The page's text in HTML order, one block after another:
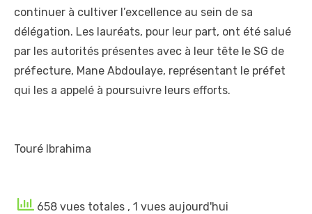
continuer à cultiver l’excellence au sein de sa
délégation. Les lauréats, pour leur part, ont été salué
par les autorités présentes avec à leur tête le SG de
préfecture, Mane Abdoulaye, représentant le préfet
qui les a appelé à poursuivre leurs efforts.
Touré Ibrahima
658 vues totales , 1 vues aujourd'hui